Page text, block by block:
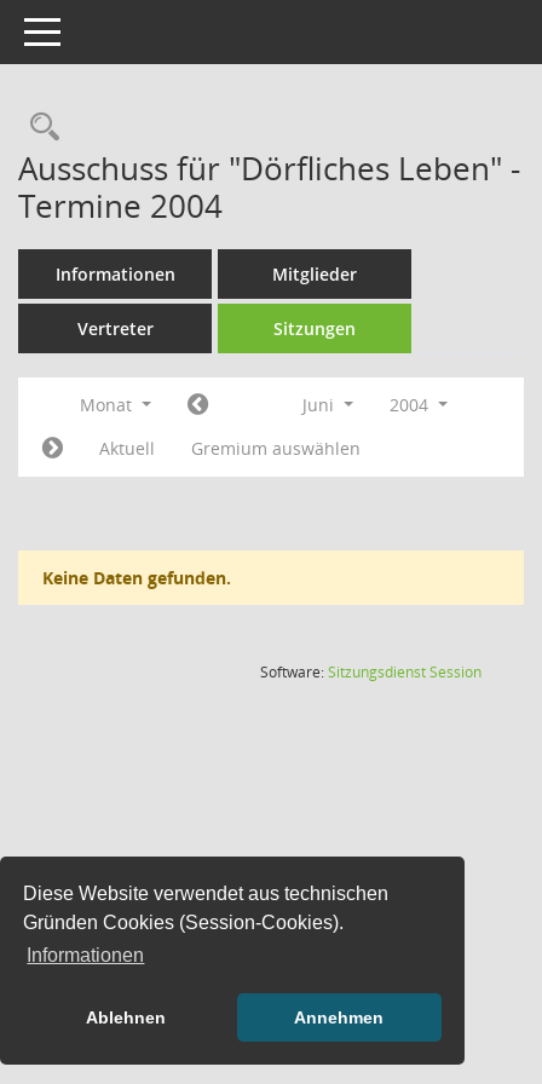
Diese Website verwendet aus technischen
Gründen Cookies (Session-Cookies).
Informationen
Ablehnen Annehmen
Toggle navigation
Rechercheauswahl
Ausschuss für "Dörfliches Leben" -
Termine 2004
Informationen Mitglieder
Vertreter Sitzungen
Monat Juni
2004
Aktuell
Gremium auswählen
Keine Daten gefunden.
Software:SitzungsdienstSession(Wird in